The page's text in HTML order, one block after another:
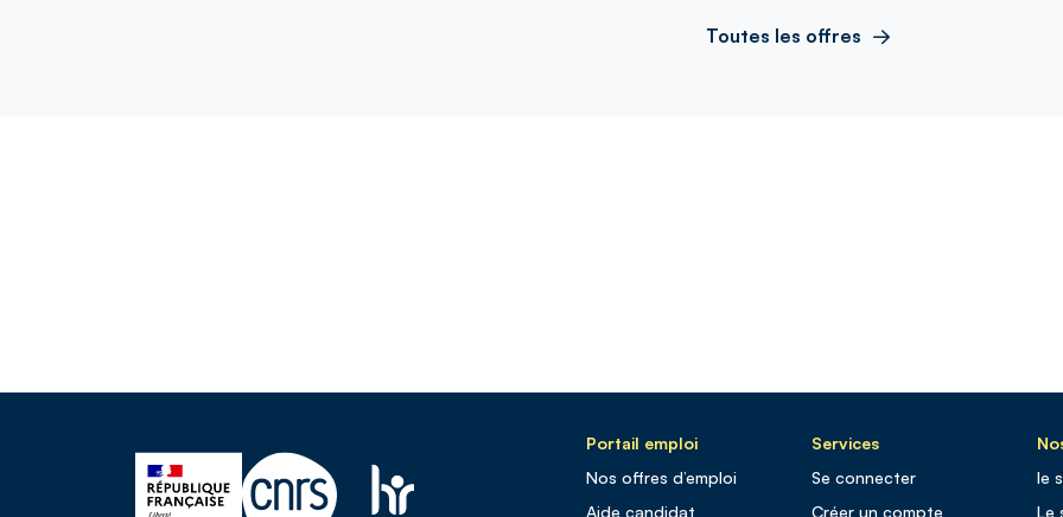
Toutes les offres
Portail emploi
Nos offres d’emploi
Aide candidat
Services
Se connecter
Créer un compte
le
Le